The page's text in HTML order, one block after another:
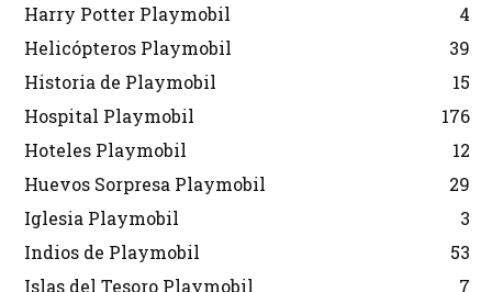
Harry Potter Playmobil
4
Helicópteros Playmobil
39
Historia de Playmobil
15
Hospital Playmobil
176
Hoteles Playmobil
12
Huevos Sorpresa Playmobil
29
Iglesia Playmobil
3
Indios de Playmobil
53
Islas del Tesoro Playmobil
7